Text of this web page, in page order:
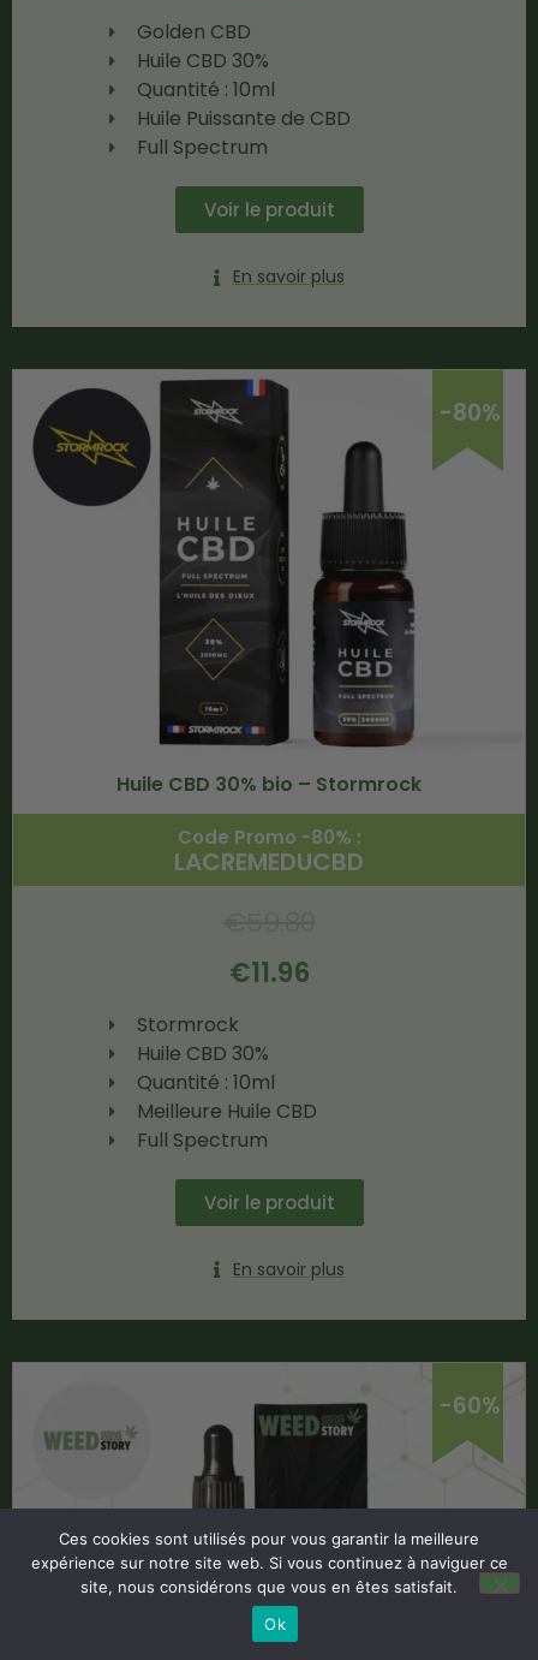
Golden CBD
Huile CBD 30%
Quantité : 10ml
Huile Puissante de CBD
Full Spectrum
Voir le produit
En savoir plus
-80%
Huile CBD 30% bio – Stormrock
Code Promo -80% :
LACREMEDUCBD
€11.96
Stormrock
Huile CBD 30%
Quantité : 10ml
Meilleure Huile CBD
Full Spectrum
Voir le produit
En savoir plus
-60%
Ces cookies sont utilisés pour vous garantir la meilleure
expérience sur notre site web. Si vous continuez à naviguer ce
site, nous considérons que vous en êtes satisfait.
Ok